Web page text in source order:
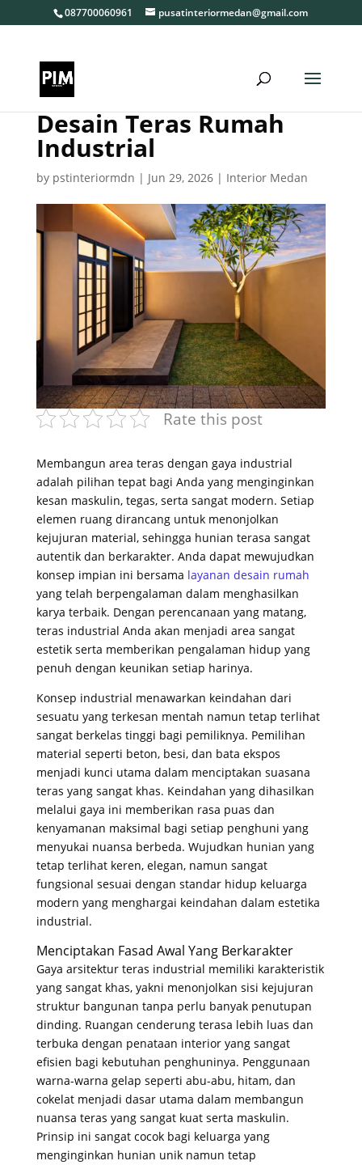
087700060961 pusatinteriormedan@gmail.com
Desain Teras Rumah
Industrial
by pstinteriormdn | Jun 29, 2026| Interior Medan
Rate this post
Membangun area teras dengan gaya industrial
adalah pilihan tepat bagi Anda yang menginginkan
kesan maskulin, tegas, serta sangat modern. Setiap
elemen ruang dirancang untuk menonjolkan
kejujuran material, sehingga hunian terasa sangat
autentik dan berkarakter. Anda dapat mewujudkan
konsep impian ini bersama layanan desain rumah
yang telah berpengalaman dalam menghasilkan
karya terbaik. Dengan perencanaan yang matang,
teras industrial Anda akan menjadi area sangat
estetik serta memberikan pengalaman hidup yang
penuh dengan keunikan setiap harinya.
Konsep industrial menawarkan keindahan dari
sesuatu yang terkesan mentah namun tetap terlihat
sangat berkelas tinggi bagi pemiliknya. Pemilihan
material seperti beton, besi, dan bata ekspos
menjadi kunci utama dalam menciptakan suasana
teras yang sangat khas. Keindahan yang dihasilkan
melalui gaya ini memberikan rasa puas dan
kenyamanan maksimal bagi setiap penghuni yang
menyukai nuansa berbeda. Wujudkan hunian yang
tetap terlihat keren, elegan, namun sangat
fungsional sesuai dengan standar hidup keluarga
modern yang menghargai keindahan dalam estetika
industrial.
Menciptakan Fasad Awal Yang Berkarakter
Gaya arsitektur teras industrial memiliki karakteristik
yang sangat khas, yakni menonjolkan sisi kejujuran
struktur bangunan tanpa perlu banyak penutupan
dinding. Ruangan cenderung terasa lebih luas dan
terbuka dengan penataan interior yang sangat
efisien bagi kebutuhan penghuninya. Penggunaan
warna-warna gelap seperti abu-abu, hitam, dan
cokelat menjadi dasar utama dalam membangun
nuansa teras yang sangat kuat serta maskulin.
Prinsip ini sangat cocok bagi keluarga yang
menginginkan hunian unik namun tetap